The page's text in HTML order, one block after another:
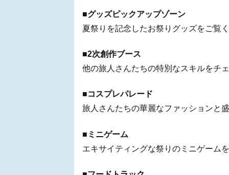
■グッズピックアップゾーン
夏祭りを記念したお祭りグッズをご覧
■2次創作ブース
他の旅人さんたちの特別なスキルをチ
■コスプレパレード
旅人さんたちの華麗なファッションと
■ミニゲーム
エキサイティングな祭りのミニゲーム